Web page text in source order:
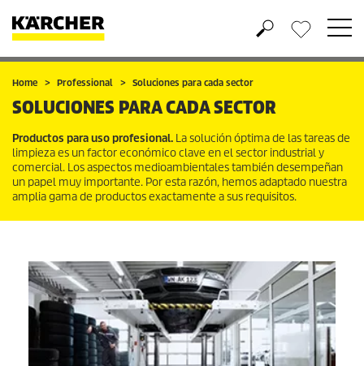
Wishlist
Home Professional Soluciones para cada sector
SOLUCIONES PARA CADA SECTOR
Productos para uso profesional. La solución óptima de las tareas de
limpieza es un factor económico clave en el sector industrial y
comercial. Los aspectos medioambientales también desempeñan
un papel muy importante. Por esta razón, hemos adaptado nuestra
amplia gama de productos exactamente a sus requisitos.